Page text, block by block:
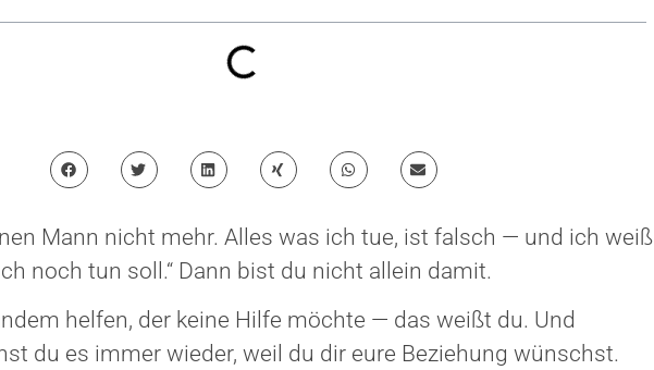
Mann nicht mehr. Alles was ich tue, ist falsch — und ich weiß
noch tun soll.“ Dann bist du nicht allein damit.
helfen, der keine Hilfe möchte — das weißt du. Und
du es immer wieder, weil du dir eure Beziehung wünschst.